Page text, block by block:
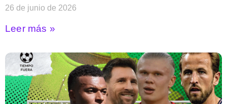
26 de junio de 2026
Leer más »